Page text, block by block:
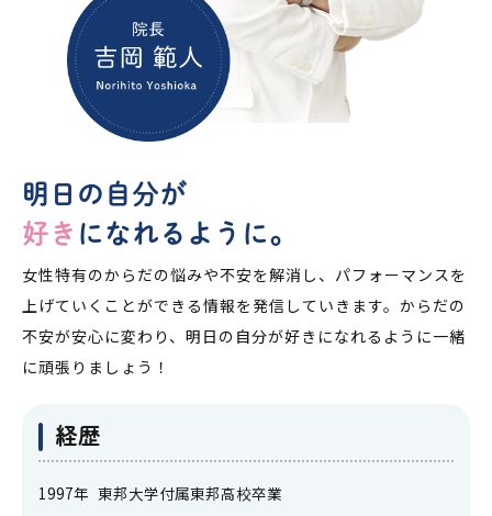
明日の自分が
好き になれるように。
女性特有のからだの悩みや不安を解消し、パフォーマンスを
上げていくことができる情報を発信していきます。からだの
不安が安心に変わり、明日の自分が好きになれるように一緒
に頑張りましょう！
経歴
1997年 東邦大学付属東邦高校卒業